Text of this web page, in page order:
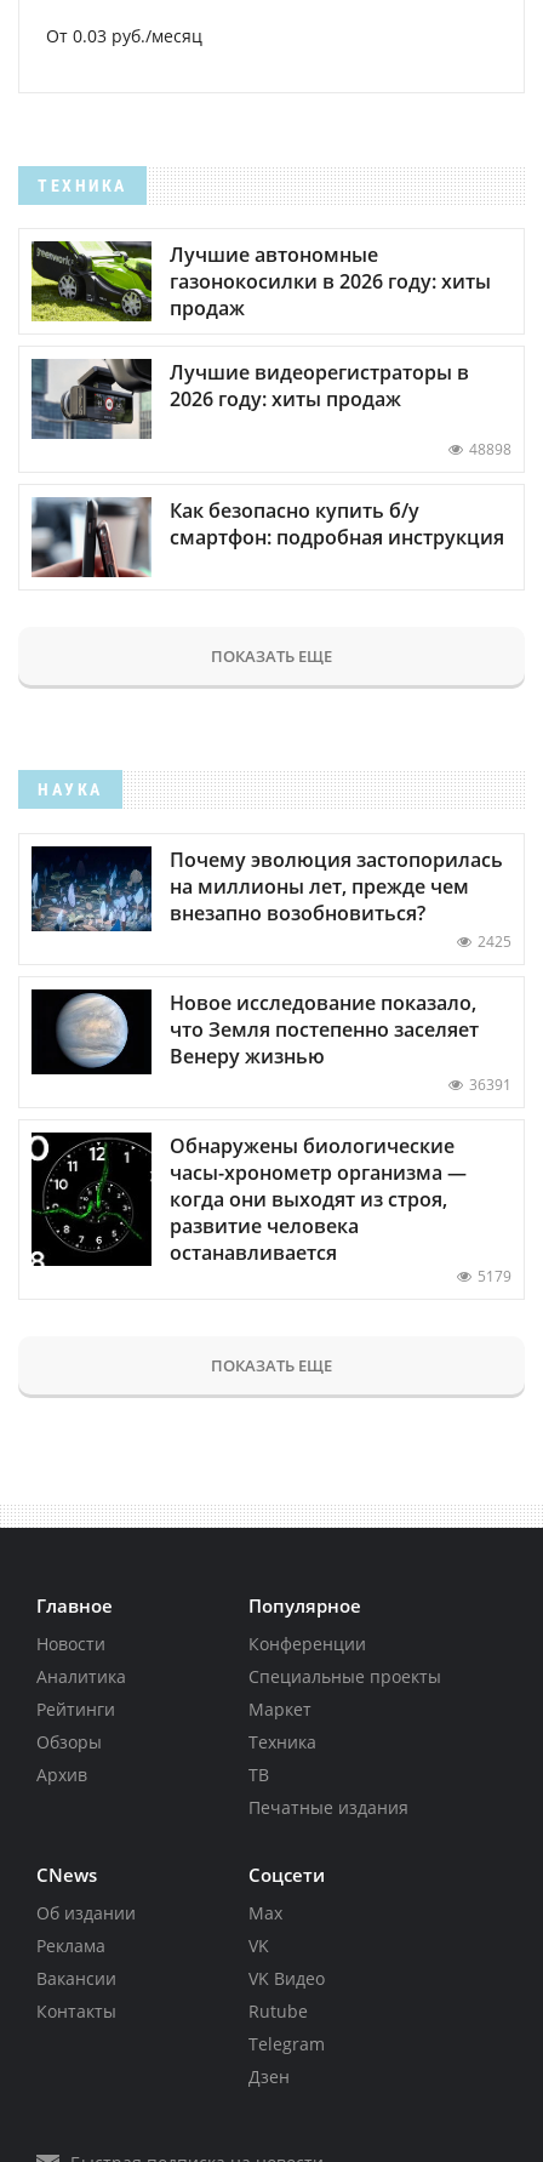
От 0.03 руб./месяц
ТЕХНИКА
Лучшие автономные
газонокосилки в 2026 году: хиты
продаж
Лучшие видеорегистраторы в
2026 году: хиты продаж
48898
Как безопасно купить б/у
смартфон: подробная инструкция
ПОКАЗАТЬ ЕЩЕ
НАУКА
Почему эволюция застопорилась
на миллионы лет, прежде чем
внезапно возобновиться?
2425
Новое исследование показало,
что Земля постепенно заселяет
Венеру жизнью
36391
Обнаружены биологические
часы-хронометр организма —
когда они выходят из строя,
развитие человека
останавливается
5179
ПОКАЗАТЬ ЕЩЕ
Главное
Новости
Аналитика
Рейтинги
Обзоры
Архив
Популярное
Конференции
Специальные проекты
Маркет
Техника
ТВ
Печатные издания
CNews
Об издании
Реклама
Вакансии
Контакты
Соцсети
Max
VK
VK Видео
Rutube
Telegram
Дзен